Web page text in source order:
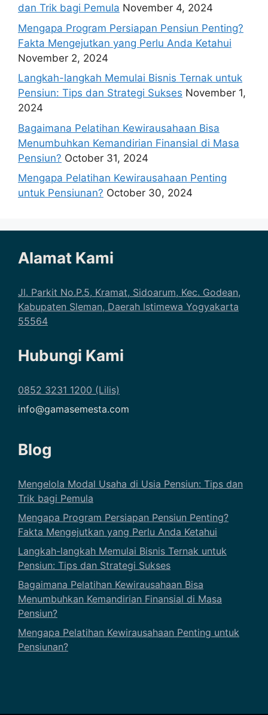
dan Trik bagi Pemula November 4, 2024
Mengapa Program Persiapan Pensiun Penting?
Fakta Mengejutkan yang Perlu Anda Ketahui
November 2, 2024
Langkah-langkah Memulai Bisnis Ternak untuk
Pensiun: Tips dan Strategi Sukses November 1,
2024
Bagaimana Pelatihan Kewirausahaan Bisa
Menumbuhkan Kemandirian Finansial di Masa
Pensiun? October 31, 2024
Mengapa Pelatihan Kewirausahaan Penting
untuk Pensiunan? October 30, 2024
Alamat Kami
Jl. Parkit No.P.5, Kramat, Sidoarum, Kec. Godean,
Kabupaten Sleman, Daerah Istimewa Yogyakarta
55564
Hubungi Kami
0852 3231 1200 (Lilis)
info@gamasemesta.com
Blog
Mengelola Modal Usaha di Usia Pensiun: Tips dan
Trik bagi Pemula
Mengapa Program Persiapan Pensiun Penting?
Fakta Mengejutkan yang Perlu Anda Ketahui
Langkah-langkah Memulai Bisnis Ternak untuk
Pensiun: Tips dan Strategi Sukses
Bagaimana Pelatihan Kewirausahaan Bisa
Menumbuhkan Kemandirian Finansial di Masa
Pensiun?
Mengapa Pelatihan Kewirausahaan Penting untuk
Pensiunan?